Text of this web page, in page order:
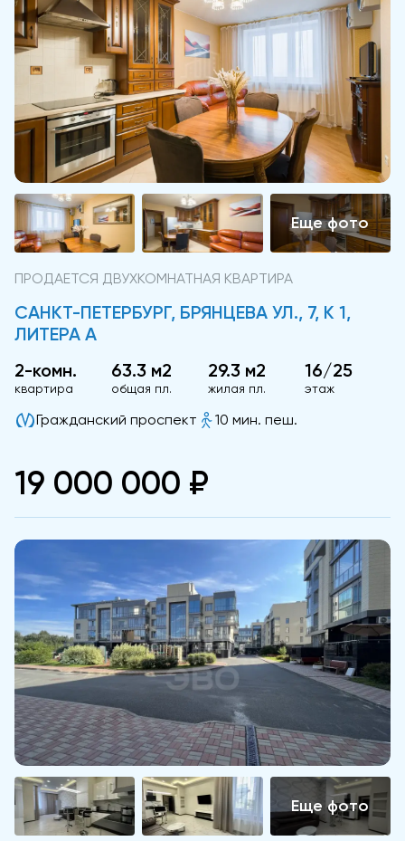
ПРОДАЕТСЯ ДВУХКОМНАТНАЯ КВАРТИРА
САНКТ-ПЕТЕРБУРГ, БРЯНЦЕВА УЛ., 7, К 1,
ЛИТЕРА А
2-комн.
квартира
63.3 м2
общая пл.
29.3 м2
жилая пл.
16/25
этаж
Гражданский проспект 10 мин. пеш.
19 000 000 ₽